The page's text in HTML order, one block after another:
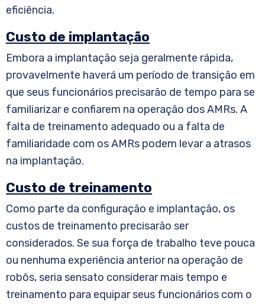
eficiência.
Custo de implantação
Embora a implantação seja geralmente rápida,
provavelmente haverá um período de transição em
que seus funcionários precisarão de tempo para se
familiarizar e confiarem na operação dos AMRs. A
falta de treinamento adequado ou a falta de
familiaridade com os AMRs podem levar a atrasos
na implantação.
Custo de treinamento
Como parte da configuração e implantação, os
custos de treinamento precisarão ser
considerados. Se sua força de trabalho teve pouca
ou nenhuma experiência anterior na operação de
robôs, seria sensato considerar mais tempo e
treinamento para equipar seus funcionários com o